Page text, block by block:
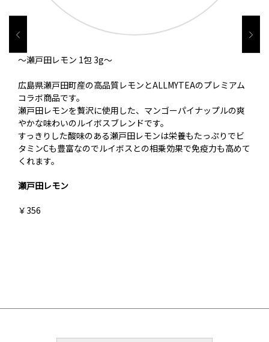
～瀬戸田レモン 1包 3g～
広島県瀬戸田町産の高品質レモンとALLMYTEAのプレミアム
コラボ商品です。
瀬戸田レモンを贅沢に使用した、マンゴーパイナップルの爽
やかな味わいのルイボスブレンドです。
すっきりした酸味のある瀬戸田レモンは栄養もたっぷりでビ
タミンCも豊富なのでルイボスとの相乗効果で免疫力も高めて
くれます。
瀬戸田レモン
￥356